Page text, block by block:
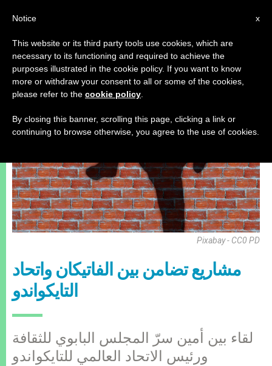
رياضة
Pixabay - CC0 PD
مشاريع تضامن بين الفاتيكان واتحاد
التايكواندو
لقاء بين أمين سرّ المجلس البابوي للثقافة
ورئيس الاتحاد العالمي للتايكواندو
x
Notice
This website or its third party tools use cookies, which are
necessary to its functioning and required to achieve the
purposes illustrated in the cookie policy. If you want to know
more or withdraw your consent to all or some of the cookies,
please refer to the cookie policy
By closing this banner, scrolling this page, clicking a link or
continuing to browse otherwise, you agree to the use of cookies.